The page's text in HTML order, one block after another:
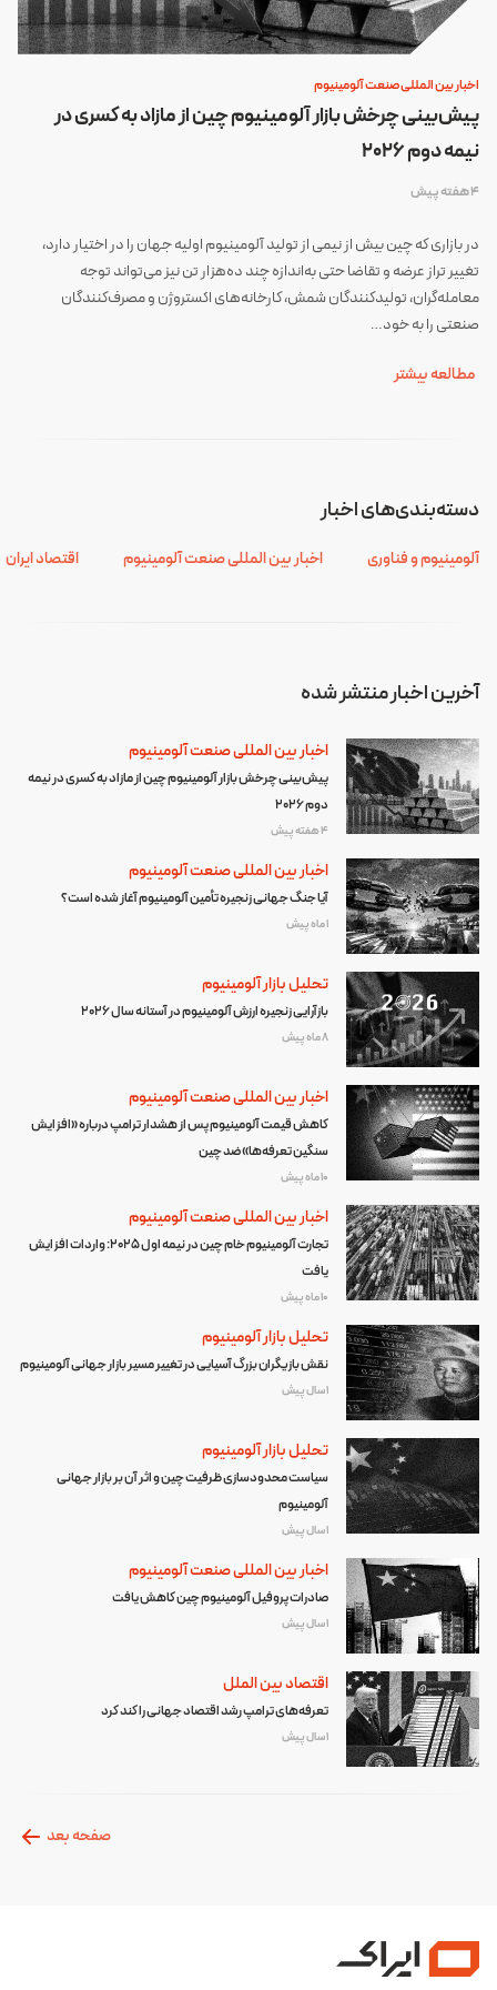
اخبار بین المللی صنعت آلومینیوم
پیش‌بینی چرخش بازار آلومینیوم چین از مازاد به کسری در
نیمه دوم ۲۰۲۶
4 هفته پیش
در بازاری که چین بیش از نیمی از تولید آلومینیوم اولیه جهان را در اختیار دارد،
تغییر تراز عرضه و تقاضا حتی به‌اندازه چند ده‌هزار تن نیز می‌تواند توجه
معامله‌گران، تولیدکنندگان شمش، کارخانه‌های اکستروژن و مصرف‌کنندگان
صنعتی را به خود…
مطالعه بیشتر
آخرین اخبار منتشر شده
اخبار بین المللی صنعت آلومینیوم
پیش‌بینی چرخش بازار آلومینیوم چین از مازاد به کسری در نیمه
دوم ۲۰۲۶
4 هفته پیش
اخبار بین المللی صنعت آلومینیوم
آیا جنگ جهانی زنجیره تأمین آلومینیوم آغاز شده است؟
1 ماه پیش
تحلیل بازار آلومینیوم
بازآرایی زنجیره ارزش آلومینیوم در آستانه سال ۲۰۲۶
8 ماه پیش
اخبار بین المللی صنعت آلومینیوم
کاهش قیمت آلومینیوم پس از هشدار ترامپ درباره «افزایش
سنگین تعرفه‌ها» ضد چین
10 ماه پیش
اخبار بین المللی صنعت آلومینیوم
تجارت آلومینیوم خام چین در نیمه اول ۲۰۲۵: واردات افزایش
یافت
10 ماه پیش
تحلیل بازار آلومینیوم
نقش بازیگران بزرگ آسیایی در تغییر مسیر بازار جهانی آلومینیوم
1 سال پیش
تحلیل بازار آلومینیوم
سیاست محدودسازی ظرفیت چین و اثر آن بر بازار جهانی
آلومینیوم
1 سال پیش
اخبار بین المللی صنعت آلومینیوم
صادرات پروفیل آلومینیوم چین کاهش یافت
1 سال پیش
اقتصاد بین الملل
تعرفه‌های ترامپ رشد اقتصاد جهانی را کند کرد
1 سال پیش
صفحه بعد
دسته‌بندی‌های اخبار
آلومینیوم و فناوری اخبار بین المللی صنعت آلومینیوم اقتصاد ایران